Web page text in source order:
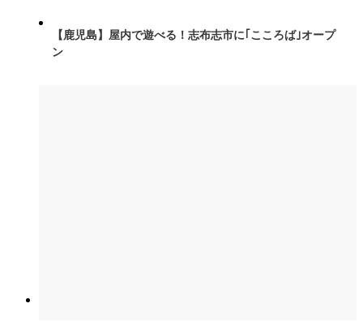
【鹿児島】屋内で遊べる！志布志市に｢こころば｣オープ
ン